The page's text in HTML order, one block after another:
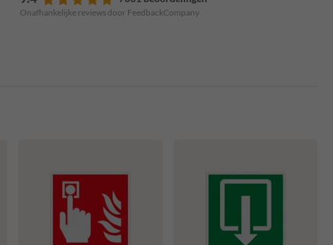
Onafhankelijke reviews door FeedbackCompany